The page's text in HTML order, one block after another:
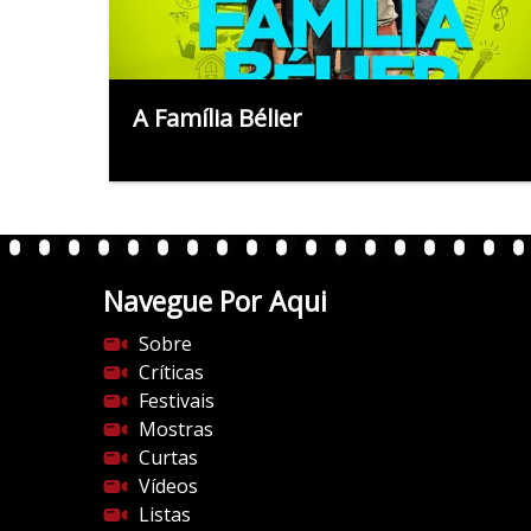
A Família Bélier
Navegue Por Aqui
Sobre
Críticas
Festivais
Mostras
Curtas
Vídeos
Listas